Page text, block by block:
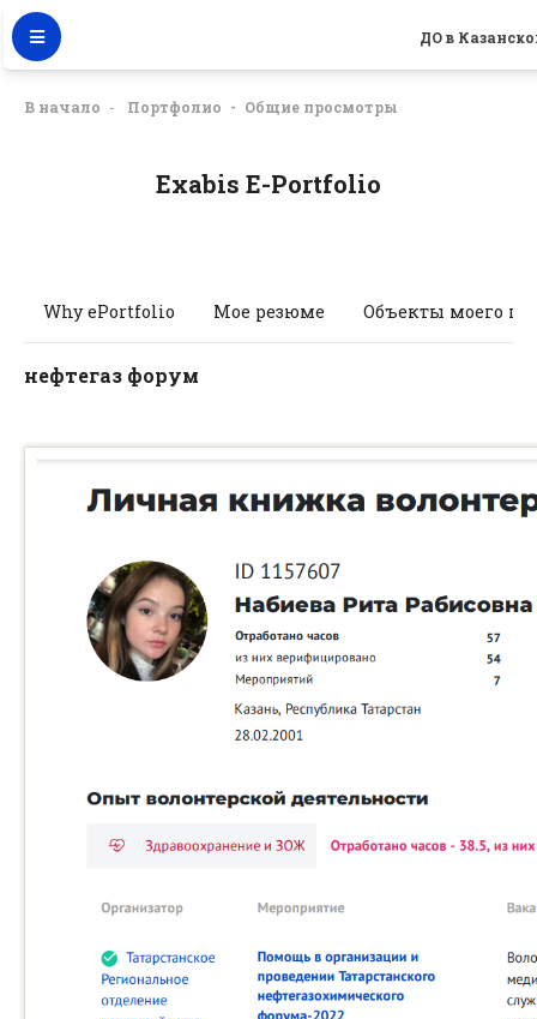
ДО в
В начало Портфолио Общие просмотры
Exabis E-Portfolio
Why ePortfolio Мое резюме Объекты моего
нефтегаз форум